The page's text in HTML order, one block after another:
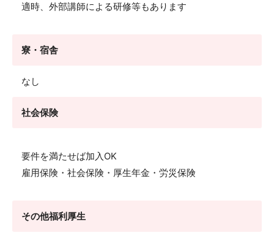
適時、外部講師による研修等もあります
寮・宿舎
なし
社会保険
要件を満たせば加入OK
雇用保険・社会保険・厚生年金・労災保険
その他福利厚生